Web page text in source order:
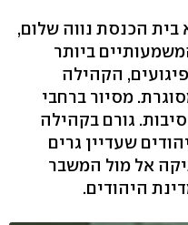
הכנסת נווה שלום,
ביותר
הקהילה
מסיור ברחבי
גורם בקהילה
כי 20 אלף היהודים שעדיין גרים
אל מול המשבר
היהודים.